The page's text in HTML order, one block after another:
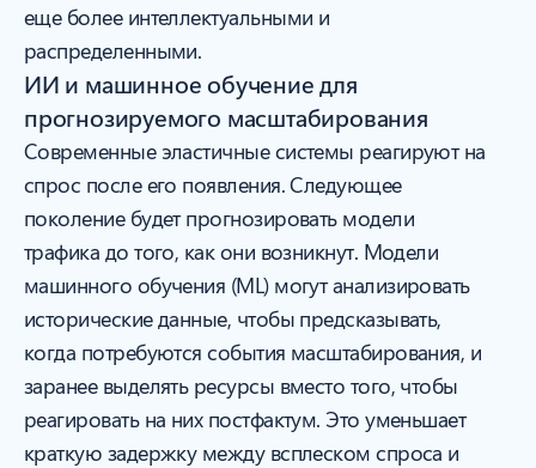
еще более интеллектуальными и
распределенными.
ИИ и машинное обучение для
прогнозируемого масштабирования
Современные эластичные системы реагируют на
спрос после его появления. Следующее
поколение будет прогнозировать модели
трафика до того, как они возникнут. Модели
машинного обучения (ML) могут анализировать
исторические данные, чтобы предсказывать,
когда потребуются события масштабирования, и
заранее выделять ресурсы вместо того, чтобы
реагировать на них постфактум. Это уменьшает
краткую задержку между всплеском спроса и